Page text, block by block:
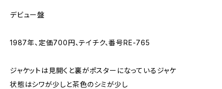
デビュー盤
1987年、定価700円、テイチク、番号RE-765
ジャケットは見開くと裏がポスターになっているジャケ
状態はシワが少しと茶色のシミが少し